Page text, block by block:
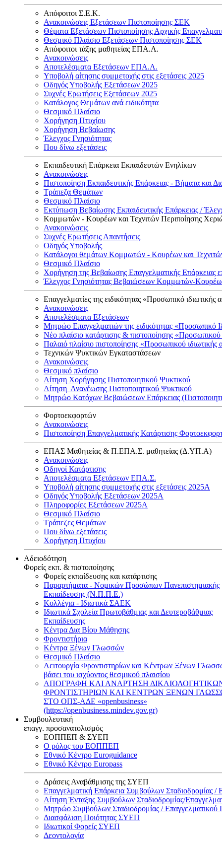
Απόφοιτοι Σ.Ε.Κ.
Ανακοινώσεις Εξετάσεων Πιστοποίησης ΣΕΚ
Θέματα Εξετάσεων Πιστοποίησης Αρχικής
Θεσμικό Πλαίσιο Εξετάσεων Πιστοποίησης ΣΕΚ
Απόφοιτοι τάξης μαθητείας ΕΠΑ.Λ.
Ανακοινώσεις
Αποτελέσματα Εξετάσεων ΕΠΑ.Λ.
Υποβολή αίτησης συμμετοχής στις εξετάσεις 2025
Οδηγός Υποβολής Εξετάσεων 2025
Συχνές Ερωτήσεις Εξετάσεων 2025
Κατάλογος Θεμάτων ανά ειδικότητα
Θεσμικό Πλαίσιο
Χορήγηση Πτυχίου
Χορήγηση Βεβαίωσης
Έλεγχος Γνησιότητας
Που δίνω εξετάσεις
Εκπαιδευτική Επάρκεια Εκπαιδευτών Ενηλίκων
Ανακοινώσεις
Πιστοποίηση Εκπαιδευτικής Επάρκειας - Βήματα και
Τράπεζα Θεμάτων
Θεσμικό Πλαίσιο
Εκτύπωση Βεβαίωσης Εκπαιδευτικής Επάρκειας /
Κομμωτών - Κουρέων και Τεχνιτών Περιποίησης
Ανακοινώσεις
Συχνές Ερωτήσεις Απαντήσεις
Οδηγός Υποβολής
Κατάλογοι θεμάτων Κομμωτών - Κουρέων και
Θεσμικό Πλαίσιο
Χορήγηση της Βεβαίωσης Επαγγελματικής
Έλεγχος Γνησιότητας Βεβαιώσεων Κομμωτών-
Επαγγελματίες της ειδικότητας «Προσωπικό ιδιωτικής
Ανακοινώσεις
Αποτελέσματα Εξετάσεων
Μητρώο Επαγγελματιών της ειδικότητας «Προσωπικό
Νέο πλαίσιο κατάρτισης & πιστοποίησης «Προσωπικού
Παλαιό πλαίσιο πιστοποίησης «Προσωπικού
Τεχνικών Ψυκτικών Εγκαταστάσεων
Ανακοινώσεις
Θεσμικό πλαίσιο
Αίτηση Χορήγησης Πιστοποιητικού Ψυκτικού
Αίτηση Ανανέωσης Πιστοποιητικού Ψυκτικού
Μητρώο Κατόχων Βεβαιώσεων Επάρκειας
Φορτοεκφορτών
Ανακοινώσεις
Πιστοποίηση Επαγγελματικής Κατάρτισης
ΕΠΑΣ Μαθητείας & Π.ΕΠΑ.Σ. μαθητείας (Δ.ΥΠ.Α)
Ανακοινώσεις
Oδηγοί Κατάρτισης
Αποτελέσματα Εξετάσεων ΕΠΑ.Σ.
Υποβολή αίτησης συμμετοχής στις εξετάσεις 2025Α
Οδηγός Υποβολής Εξετάσεων 2025A
Πληροφορίες Εξετάσεων 2025Α
Θεσμικό Πλαίσιο
Τράπεζες Θεμάτων
Που δίνω εξετάσεις
Χορήγηση Πτυχίου
Αδειοδότηση
Φορείς εκπ. & πιστοποίησης
Φορείς εκπαίδευσης και κατάρτισης
Παραρτήματα - Νομικών Προσώπων Πανεπιστημιακής
Εκπαίδευσης (Ν.Π.Π.Ε.)
Κολλέγια - Ιδιωτικά ΣΑΕΚ
Ιδιωτικά Σχολεία Πρωτοβάθμιας και Δευτεροβάθμιας
Εκπαίδευσης
Κέντρα Δια Βίου Μάθησης
Φροντιστήρια
Κέντρα Ξένων Γλωσσών
Θεσμικό Πλαίσιο
Λειτουργία Φροντιστηρίων και Κέντρων Ξένων
βάσει του ισχύοντος θεσμικού πλαισίου
ΑΠΟΓΡΑΦΗ ΚΑΙ ΑΝΑΡΤΗΣΗ
ΦΡΟΝΤΙΣΤΗΡΙΩΝ ΚΑΙ ΚΕΝΤΡΩΝ ΞΕΝΩΝ
ΣΤΟ ΟΠΣ-ΑΔΕ «openbusiness»
(https://openbusiness.mindev.gov.gr)
Συμβουλευτική
επαγγ. προσανατολισμός
ΕΟΠΠΕΠ & ΣΥΕΠ
Ο ρόλος του ΕΟΠΠΕΠ
Εθνικό Κέντρο Euroguidance
Εθνικό Κέντρο Europass
Δράσεις Αναβάθμισης της ΣΥΕΠ
Επαγγελματική Επάρκεια Συμβούλων Σταδιοδρομίας /
Αίτηση Ένταξης Συμβούλων Σταδιοδρομίας/
Μητρώο Συμβούλων Σταδιοδρομίας / Επαγγελματικού
Διασφάλιση Ποιότητας ΣΥΕΠ
Ιδιωτικοί Φορείς ΣΥΕΠ
Δεοντολογία